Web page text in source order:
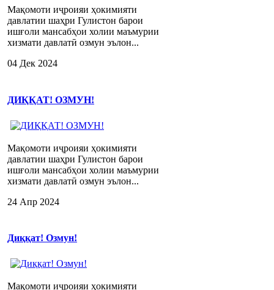
Мақомоти иҷроияи ҳокимияти
давлатии шаҳри Гулистон барои
ишғоли мансабҳои холии маъмурии
хизмати давлатӣ озмун эълон...
04 Дек 2024
ДИҚҚАТ! ОЗМУН!
Мақомоти иҷроияи ҳокимияти
давлатии шаҳри Гулистон барои
ишғоли мансабҳои холии маъмурии
хизмати давлатӣ озмун эълон...
24 Апр 2024
Диққат! Озмун!
Мақомоти иҷроияи ҳокимияти